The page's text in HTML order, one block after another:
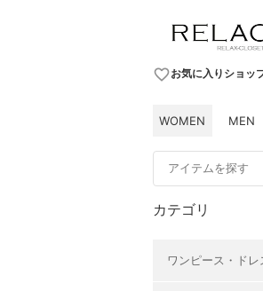
favorite_borderお気に入りショッ
WOMEN MEN
カテゴリ
ワンピース・ドレ
relaclo